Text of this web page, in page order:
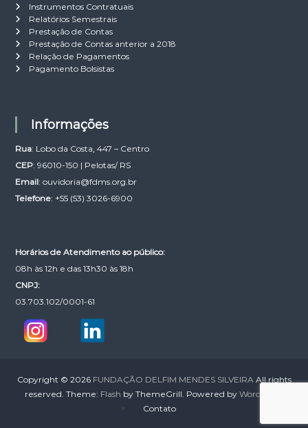
Instrumentos Contratuais
Relatórios Semestrais
Prestação de Contas
Prestação de Contas anterior a 2018
Relação de Pagamentos
Pagamento Bolsistas
Informações
Rua: Lobo da Costa, 447 – Centro
CEP: 96010-150 | Pelotas/ RS
Email: ouvidoria@fdms.org.br
Telefone: +55 (53) 3026-6900
Horários de Atendimento ao público:
08h às 12h e das 13h30 às 18h
CNPJ:
03.703.102/0001-61
Copyright © 2026 FUNDAÇÃO DELFIM MENDES SILVEIRA All rights
reserved. Theme: Flash by ThemeGrill. Powered by WordPress
Contato